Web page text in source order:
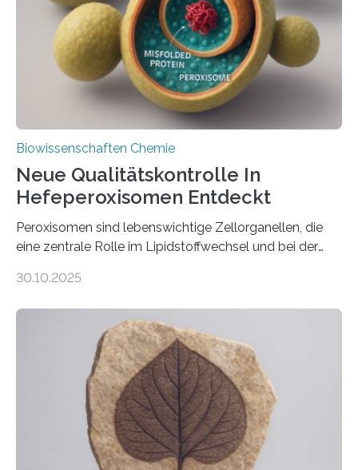
Biowissenschaften Chemie
Neue Qualitätskontrolle In
Hefeperoxisomen Entdeckt
Peroxisomen sind lebenswichtige Zellorganellen, die
eine zentrale Rolle im Lipidstoffwechsel und bei der
erfüllen können, müssen zahlreiche Enzyme präzise in
der Ruhr-Universität Bochum um Prof. Dr. Ralf Erdmann
und Dr. Ismaila Francis Yusuf hat nun einen bislang
unbekannten Qualitätskontrollmechanismus des
peroxisomalen Proteintransports in der Bäckerhefe
Saccharomyces cerevisiae entdeckt, der für die
Funktionsfähigkeit der Organellen entscheidend ist. Die
Studie wurde am 28. Oktober 2025 in der
Fachzeitschrift…
30.10.2025